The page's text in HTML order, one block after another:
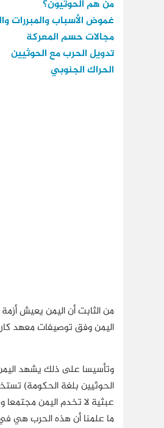
من هم الحوثيون؟
غموض الأسباب والمبررات
مجالات حسم المعركة
تدويل الحرب مع الحوثيين
الحراك الجنوبي
من الثابت أن اليمن يعيش
اليمن وفق توصيفات معهد
وتأسيسا على ذلك يشهد
الحوثيين بلغة الحكومة)
عبثية لا تخدم اليمن
ما علمنا أن هذه الحرب هي